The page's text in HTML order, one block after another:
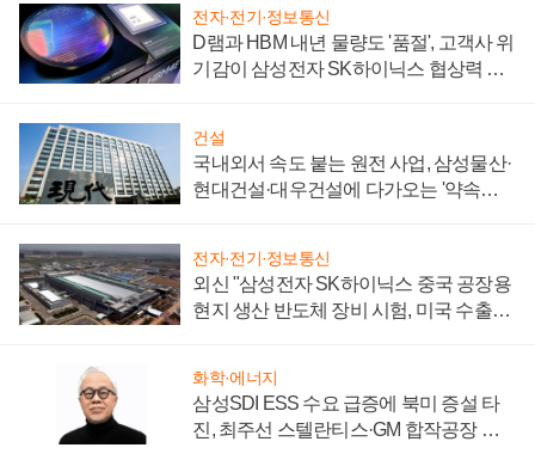
전자·전기·정보통신
D램과 HBM 내년 물량도 '품절', 고객사 위
기감이 삼성전자 SK하이닉스 협상력 더
건설
국내외서 속도 붙는 원전 사업, 삼성물산·
현대건설·대우건설에 다가오는 '약속의
전자·전기·정보통신
외신 "삼성전자 SK하이닉스 중국 공장용
현지 생산 반도체 장비 시험, 미국 수출통
화학·에너지
삼성SDI ESS 수요 급증에 북미 증설 타
진, 최주선 스텔란티스·GM 합작공장 건